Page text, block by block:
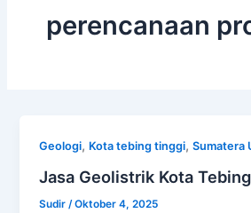
perencanaan
Geologi, Kota tebing tinggi,Sumatera
Jasa Geolistrik Kota
Sudir /Oktober 4, 2025